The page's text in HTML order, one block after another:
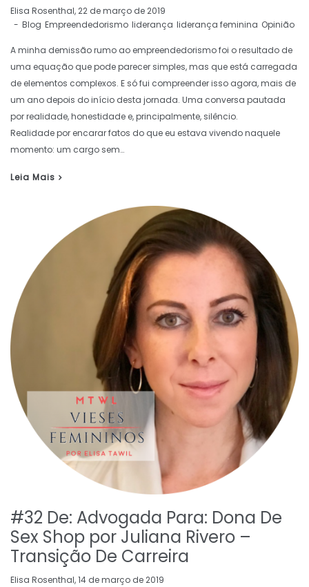
by
Elisa Rosenthal 22 de março de 2019
Blog Empreendedorismo liderança liderança feminina Opinião
A minha demissão rumo ao empreendedorismo foi o resultado de
uma equação que pode parecer simples, mas que está carregada
de elementos complexos. E só fui compreender isso agora, mais de
um ano depois do início desta jornada. Uma conversa pautada
por realidade, honestidade e, principalmente, silêncio.
Realidade por encarar fatos do que eu estava vivendo naquele
momento: um cargo sem…
Leia Mais
#32 De: Advogada Para: Dona De
Sex Shop por Juliana Rivero –
Transição De Carreira
by
Elisa Rosenthal 14 de março de 2019